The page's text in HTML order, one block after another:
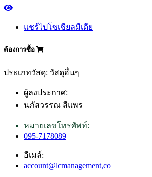
แชร์ไปโซเชียลมีเดีย
ต้องการซื้อ
ประเภทวัสดุ: วัสดุอื่นๆ
ผู้ลงประกาศ:
นภัสวรรณ สีแพร
หมายเลขโทรศัพท์:
095-7178089
อีเมล์:
account@lcmanagement,co